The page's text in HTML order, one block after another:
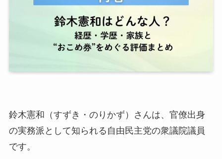
鈴木憲和（すずき・のりかず）さんは、官僚出身
の実務派として知られる自由民主党の衆議院議員
です。